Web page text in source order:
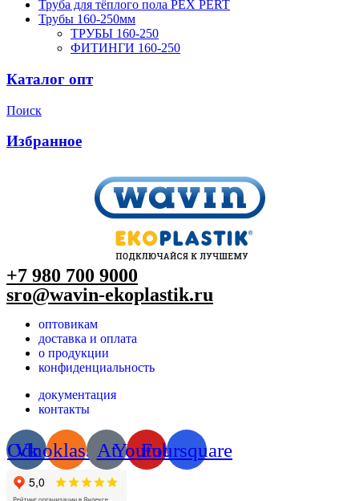
Труба для тёплого пола PEX PERT
Трубы 160-250мм
ТРУБЫ 160-250
ФИТИНГИ 160-250
Каталог опт
Поиск
Избранное
+7 980 700 9000
sro@wavin-ekoplastik.ru
оптовикам
доставка и оплата
о продукции
конфиденциальность
документация
контакты
Vk
Odnoklassniki
AtYoutube
Foursquare